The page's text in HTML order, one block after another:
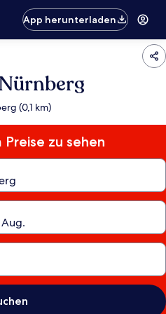
App herunterladen
(0,1 km)
zu sehen